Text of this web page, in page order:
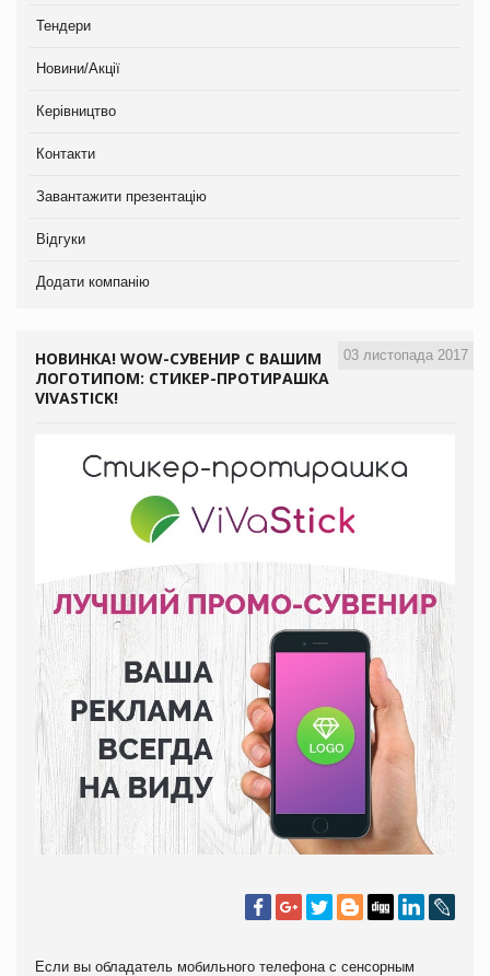
Тендери
Новини/Акції
Керівництво
Контакти
Завантажити презентацію
Відгуки
Додати компанію
03 листопада 2017
НОВИНКА! WOW-СУВЕНИР С ВАШИМ
ЛОГОТИПОМ: СТИКЕР-ПРОТИРАШКА
VIVASTICK!
Если вы обладатель мобильного телефона с сенсорным